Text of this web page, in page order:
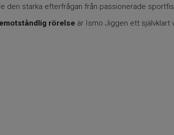
den starka efterfrågan från passionerade
rörelseär Ismo Jiggen ett självklart